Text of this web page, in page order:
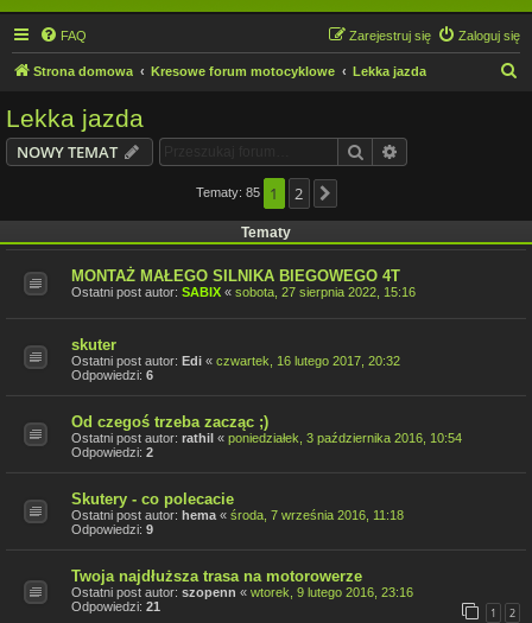
FAQ Zaloguj się
Zarejestruj się
Strona domowa Kresowe forum motocyklowe Lekka jazda
Lekka jazda
NOWY TEMAT Szukaj
Tematy: 85 1 2
Tematy
MONTAŻ MAŁEGO SILNIKA BIEGOWEGO 4T
Ostatni post autor: SABIX « sobota, 27 sierpnia 2022, 15:16
skuter
Ostatni post autor: Edi « czwartek, 16 lutego 2017, 20:32
Odpowiedzi: 6
Od czegoś trzeba zacząc ;)
Ostatni post autor: rathil « poniedziałek, 3 października 2016, 10:54
Odpowiedzi: 2
Skutery - co polecacie
Ostatni post autor: hema « środa, 7 września 2016, 11:18
Odpowiedzi: 9
Twoja najdłuższa trasa na motorowerze
Ostatni post autor: szopenn « wtorek, 9 lutego 2016, 23:16
Odpowiedzi: 21 1 2